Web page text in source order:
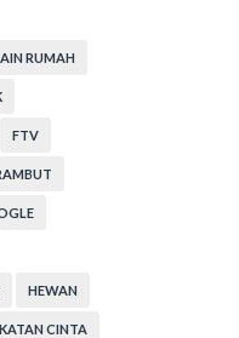
RUMAH
FTV
HEWAN
CINTA